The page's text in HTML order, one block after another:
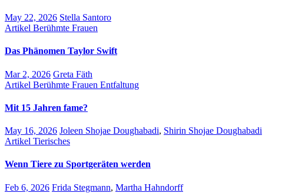
May 22, 2026 Stella Santoro
Artikel Berühmte Frauen
Das Phänomen Taylor Swift
Mar 2, 2026 Greta Fäth
Artikel Berühmte Frauen Entfaltung
Mit 15 Jahren fame?
May 16, 2026 Joleen Shojae Doughabadi, Shirin Shojae Doughabadi
Artikel Tierisches
Wenn Tiere zu Sportgeräten werden
Feb 6, 2026 Frida Stegmann, Martha Hahndorff